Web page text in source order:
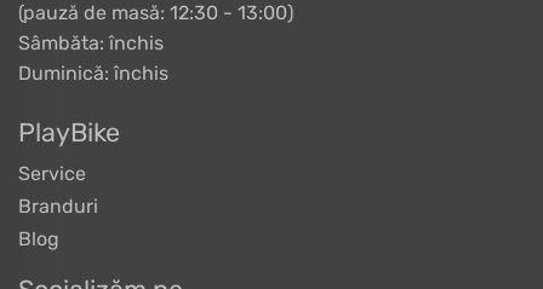
(pauză de masă: 12:30 - 13:00)
Sâmbăta: închis
Duminică: închis
PlayBike
Service
Branduri
Blog